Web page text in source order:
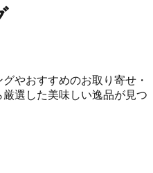
やおすすめのお取り寄せ・
選した美味しい逸品が見つ